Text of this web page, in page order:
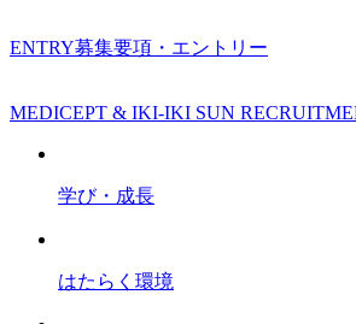
ENTRY募集要項・エントリー
MEDICEPT & IKI-IKI SUN
学び・成長
はたらく環境